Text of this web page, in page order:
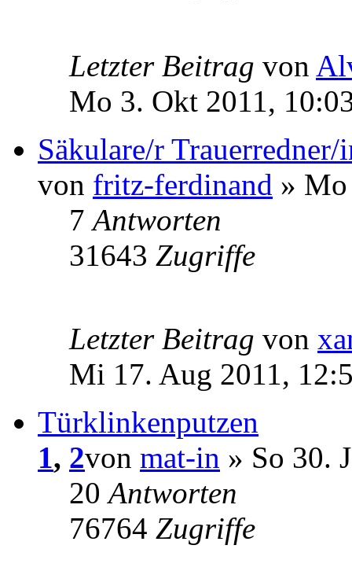
Letzter Beitrag von
Mo 3. Okt 2011,
Säkulare/r Trauerredner/
von fritz-ferdinand »
7Antworten
31643 Zugriffe
Letzter Beitrag von
Mi 17. Aug 2011,
Türklinkenputzen
1, 2von mat-in » So 30.
20Antworten
76764 Zugriffe